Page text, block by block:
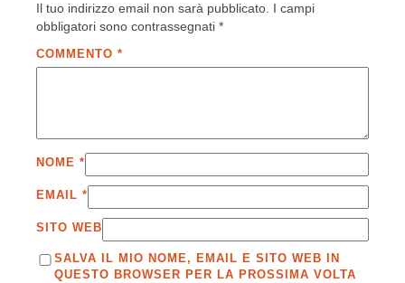
Il tuo indirizzo email non sarà pubblicato. I campi
obbligatori sono contrassegnati *
COMMENTO *
NOME *
EMAIL *
SITO WEB
SALVA IL MIO NOME, EMAIL E SITO WEB IN
QUESTO BROWSER PER LA PROSSIMA VOLTA